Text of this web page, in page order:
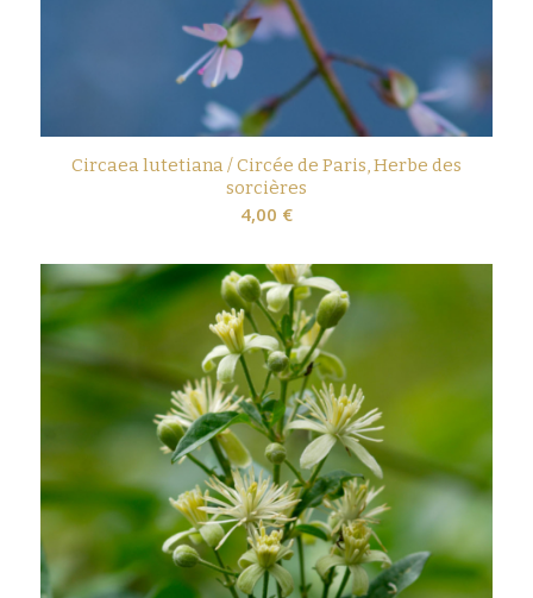
Circaea lutetiana / Circée de Paris, Herbe des
sorcières
4,00 €